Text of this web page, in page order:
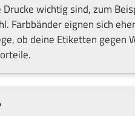
wichtig sind, zum
Farbbänder eignen sich
ob deine Etiketten gegen